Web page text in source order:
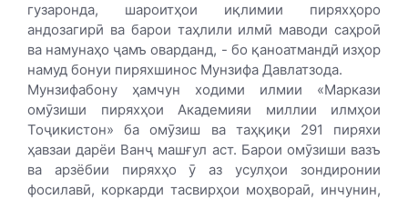
гузаронда, шароитҳои иқлимии пиряхҳоро
андозагирӣ ва барои таҳлили илмӣ маводи саҳроӣ
ва намунаҳо ҷамъ оварданд, - бо қаноатмандӣ изҳор
намуд бонуи пиряхшинос Мунзифа Давлатзода.
Мунзифабону ҳамчун ходими илмии «Маркази
омӯзиши пиряхҳои Академияи миллии илмҳои
Тоҷикистон» ба омӯзиш ва таҳқиқи 291 пиряхи
ҳавзаи дарёи Ванҷ машғул аст. Барои омӯзиши вазъ
ва арзёбии пиряхҳо ӯ аз усулҳои зондиронии
фосилавӣ, коркарди тасвирҳои моҳвораӣ, инчунин,